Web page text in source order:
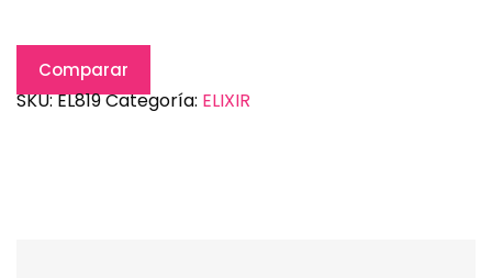
Comparar
SKU:EL819Categoría: ELIXIR